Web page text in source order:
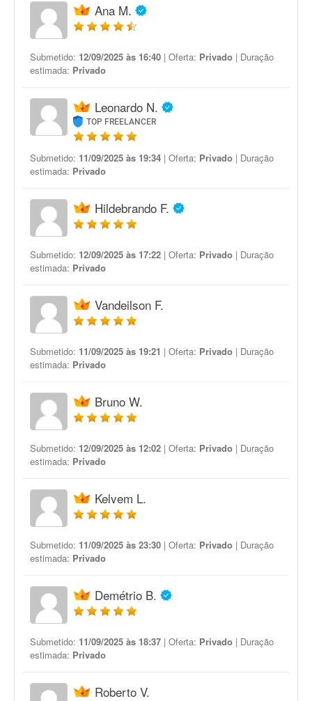
Ana M.
Submetido: 12/09/2025 às 16:40 | Oferta: Privado | Duração
estimada: Privado
Leonardo N.
TOP FREELANCER
Submetido: 11/09/2025 às 19:34 | Oferta: Privado | Duração
estimada: Privado
Hildebrando F.
Submetido: 12/09/2025 às 17:22 | Oferta: Privado | Duração
estimada: Privado
Vandeilson F.
Submetido: 11/09/2025 às 19:21 | Oferta: Privado | Duração
estimada: Privado
Bruno W.
Submetido: 12/09/2025 às 12:02 | Oferta: Privado | Duração
estimada: Privado
Kelvem L.
Submetido: 11/09/2025 às 23:30 | Oferta: Privado | Duração
estimada: Privado
Demétrio B.
Submetido: 11/09/2025 às 18:37 | Oferta: Privado | Duração
estimada: Privado
Roberto V.